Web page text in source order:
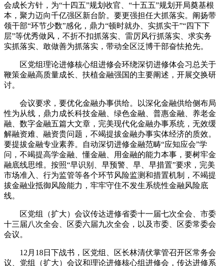
会成长方针，为“十四五”规划收官、“十五五”规划开局奠基根
本，聚力迈向千亿强区新台阶。要更强担任大抓落实。阐扬带
领干部“环节少数”感化，鼎力“顿时就办、实抓实干”“四下下
层”等优秀做风，不折不扣抓落实、雷厉风行抓落实、求实务
实抓落实、敢做善为抓落实，带动全区泛博干部奋怯抢先。
区党组理论进修核心组进修会环绕深切进修体会习总关于
鞭策金融高质量成长、扶植金融强国的主要阐述，开展交换研
讨。
会议要求，要优化金融办事供给。以深化金融供给侧布局
性为从线，鼎力成长科技金融、绿色金融、普惠金融、养老金
融、数字金融五篇大文章，完美现代化金融办事系统，无效缓
解融资难、融资贵问题，不竭提拔金融办事实体经济的质效。
要提拔金融专业素养。自动深切进修金融范畴“应知应会”学
问，不竭提高学金融、懂金融、用金融的能力本事，要树牢金
融底线思维。按照“早识别、早预警、早、早措置”要求，完美
市场准入、行为监管等各个环节风险监测和措置机制，不竭提
拔金融业抵御风险能力，牢牢守住不发生系统性金融风险底
线。
区党组（扩大）会议传达进修省委十一届七次全会、市委
十三届八次全会、区委六届九次全会，以及市委、区委常委会
会议。
12月18日下战书，区党组、区长林清伏掌管召开区常务会
议、党组（扩大）会议和理论进修核心组进修会，传达进修系